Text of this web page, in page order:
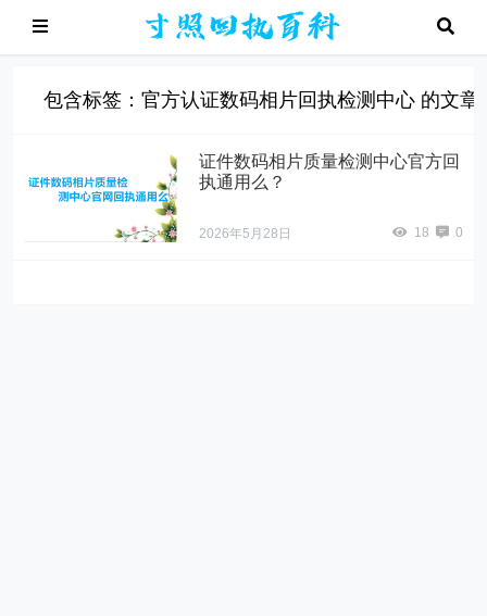
包含标签：官方认证数码相片回执检测中心 的文章
证件数码相片质量检测中心官方回
执通用么？
2026年5月28日 18 0